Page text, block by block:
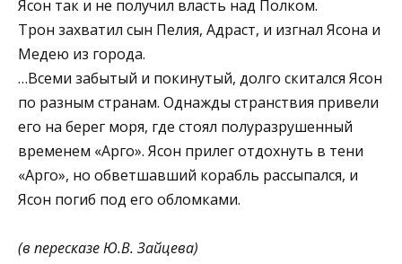
Ясон так и не получил власть над Полком.
Трон захватил сын Пелия, Адраст, и изгнал Ясо­на и
Медею из города.
…Всеми забытый и покинутый, долго скитался Ясон
по разным странам. Однажды странствия привели
его на берег моря, где стоял полуразрушенный
временем «Арго». Ясон прилег отдохнуть в тени
«Арго», но обвет­шавший корабль рассыпался, и
Ясон погиб под его обломками.
(в пересказе Ю.В. Зайцева)